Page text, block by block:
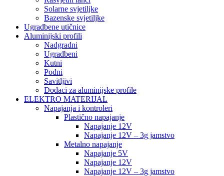
Solarne svjetiljke
Bazenske svjetiljke
Ugradbene utičnice
Aluminijski profili
Nadgradni
Ugradbeni
Kutni
Podni
Savitljivi
Dodaci za aluminijske profile
ELEKTRO MATERIJAL
Napajanja i kontroleri
Plastično napajanje
Napajanje 12V
Napajanje 12V – 3g jamstvo
Metalno napajanje
Napajanje 5V
Napajanje 12V
Napajanje 12V – 3g jamstvo